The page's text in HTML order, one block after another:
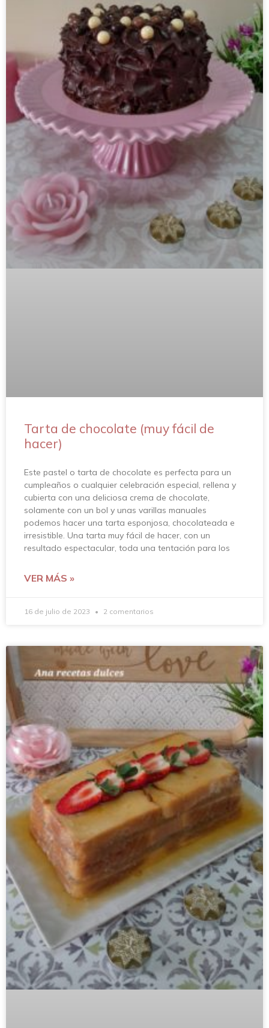
Tarta de chocolate (muy fácil de
hacer)
Este pastel o tarta de chocolate es perfecta para un
cumpleaños o cualquier celebración especial, rellena y
cubierta con una deliciosa crema de chocolate,
solamente con un bol y unas varillas manuales
podemos hacer una tarta esponjosa, chocolateada e
irresistible. Una tarta muy fácil de hacer, con un
resultado espectacular, toda una tentación para los
VER MÁS »
16 de julio de 2023 2 comentarios